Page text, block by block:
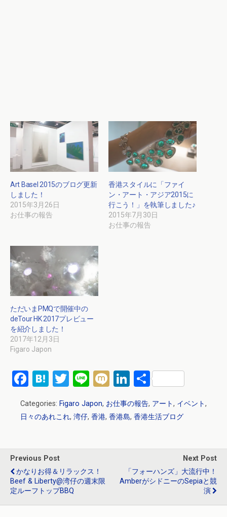
Art Basel 2015のブログ更新
しました！
2015年3月26日
お仕事の報告
香港スタイルに「ファイ
ン・アート・アジア2015に
行こう！」を執筆しました♪
2015年7月30日
お仕事の報告
ただいまPMQで開催中の
deTour HK 2017プレビュー
を紹介しました！
2017年12月3日
Figaro Japon
F
ce
o
o
k
H
e
a
T
tt
Li
e
M
ixi
Li
n
ke
n
共
Categories: Figaro Japon, お仕事の報告, アート, イベント,
日々のあれこれ, 湾仔, 香港, 香港島, 香港生活ブログ
Previous Post
かなりお得＆リラックス！
Beef & Liberty@湾仔の週末限
定ルーフトップBBQ
Next Post
「フォーハンズ」大流行中！
AmberがシドニーのSepiaと競
演